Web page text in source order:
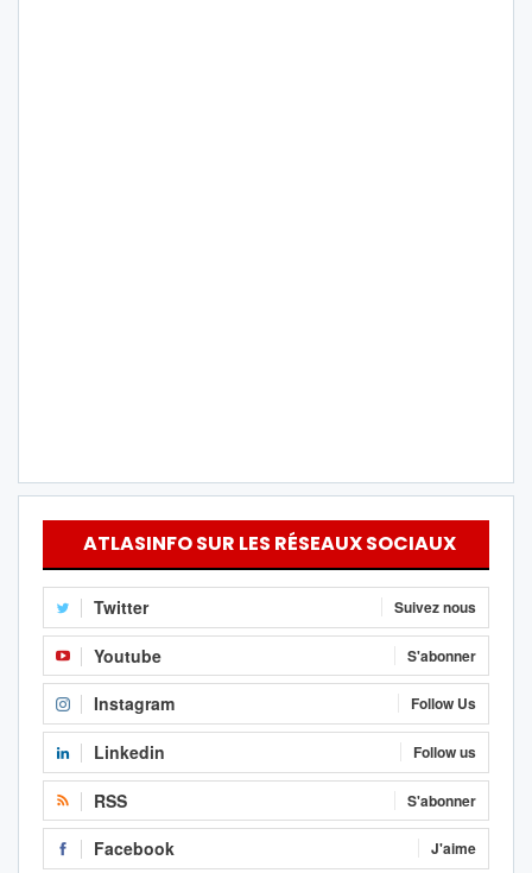
ATLASINFO SUR LES RÉSEAUX SOCIAUX
Twitter Suivez nous
Youtube S'abonner
Instagram Follow Us
Linkedin Follow us
RSS S'abonner
Facebook J'aime